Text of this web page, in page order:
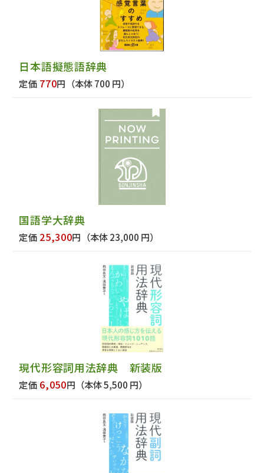
日本語擬態語辞典
定価 770円 （本体 700 円）
国語学大辞典
定価 25,300円 （本体 23,000 円）
現代形容詞用法辞典 新装版
定価 6,050円 （本体 5,500 円）